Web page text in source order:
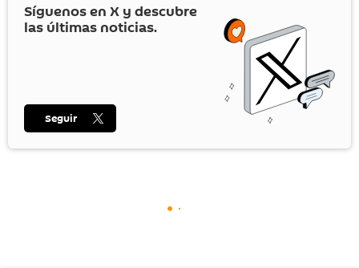
Síguenos en X y descubre
las últimas noticias.
Seguir